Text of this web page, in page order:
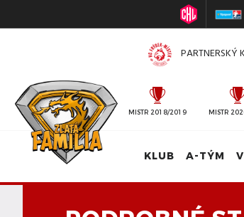
PARTNERSKÝ
MISTR 2010/2011 MISTR 2018/2019 MISTR
KLUB A-TÝM